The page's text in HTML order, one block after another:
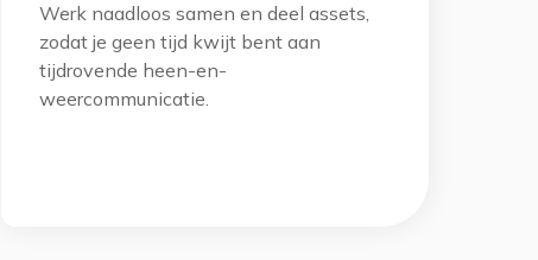
Werk naadloos samen en deel assets,
zodat je geen tijd kwijt bent aan
tijdrovende heen-en-
weercommunicatie.